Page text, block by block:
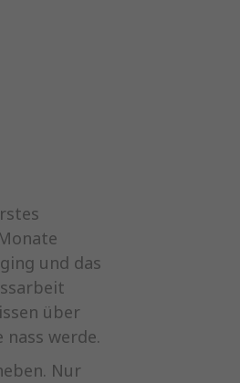
und das
über
werde.
Nur